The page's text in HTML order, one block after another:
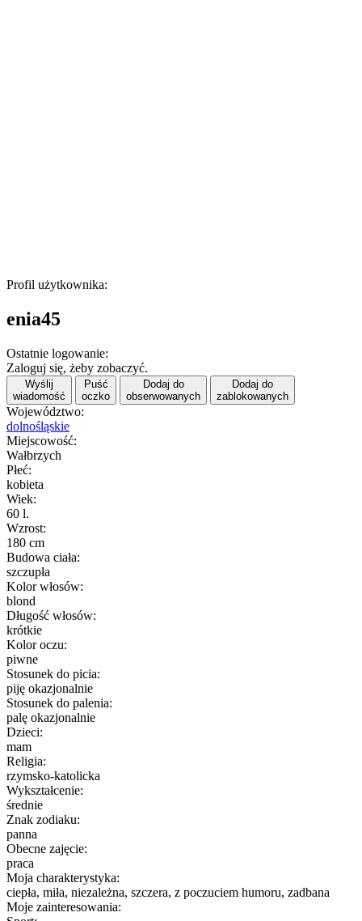
Profil użytkownika:
enia45
Ostatnie logowanie:
Zaloguj się, żeby zobaczyć.
Wyślij
wiadomość
Puść
oczko
Dodaj do
obserwowanych
Dodaj do
zablokowanych
Województwo:
dolnośląskie
Miejscowość:
Wałbrzych
Płeć:
kobieta
Wiek:
60 l.
Wzrost:
180 cm
Budowa ciała:
szczupła
Kolor włosów:
blond
Długość włosów:
krótkie
Kolor oczu:
piwne
Stosunek do picia:
piję okazjonalnie
Stosunek do palenia:
palę okazjonalnie
Dzieci:
mam
Religia:
rzymsko-katolicka
Wykształcenie:
średnie
Znak zodiaku:
panna
Obecne zajęcie:
praca
Moja charakterystyka:
ciepła, miła, niezależna, szczera, z poczuciem humoru, zadbana
Moje zainteresowania: